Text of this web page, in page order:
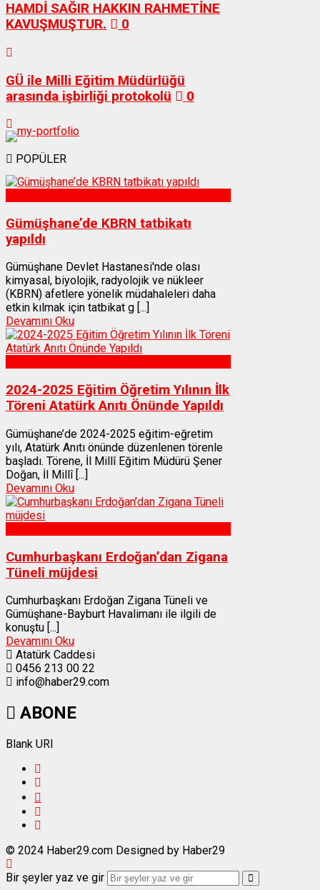
HAMDİ SAĞIR HAKKIN RAHMETİNE
KAVUŞMUŞTUR.
0
GÜ ile Milli Eğitim Müdürlüğü
arasında işbirliği protokolü
0
POPÜLER
Gümüşhane’de KBRN tatbikatı
yapıldı
Gümüşhane Devlet Hastanesi'nde olası
kimyasal, biyolojik, radyolojik ve nükleer
(KBRN) afetlere yönelik müdahaleleri daha
etkin kılmak için tatbikat g [...]
Devamını Oku
2024-2025 Eğitim Öğretim Yılının İlk
Töreni Atatürk Anıtı Önünde Yapıldı
Gümüşhane’de 2024-2025 eğitim-eğretim
yılı, Atatürk Anıtı önünde düzenlenen törenle
başladı. Törene, İl Millî Eğitim Müdürü Şener
Doğan, İl Millî [...]
Devamını Oku
Cumhurbaşkanı Erdoğan’dan Zigana
Tüneli müjdesi
Cumhurbaşkanı Erdoğan Zigana Tüneli ve
Gümüşhane-Bayburt Havalimanı ile ilgili de
konuştu [...]
Devamını Oku
Atatürk Caddesi
0456 213 00 22
info@haber29.com
ABONE
Blank URI
© 2024 Haber29.com Designed by Haber29
Bir şeyler yaz ve gir